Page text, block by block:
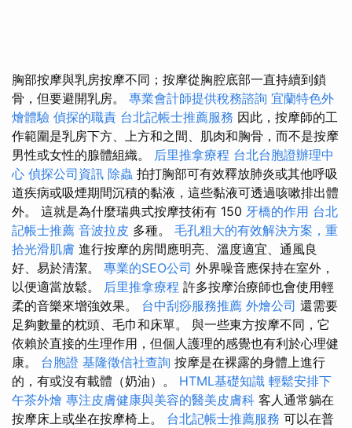
胸部按摩與乳房按摩不同；按摩從胸腔底部一直持續到鎖
骨，但要避開乳房。 專業會計師提供稅務諮詢 宜蘭特色外
燴體驗 偵探的職責 台北記帳士推薦服務 因此，按摩師的工
作範圍是乳房下方、上方和之間、肌肉和胸骨，而不是按摩
男性或女性的腺體組織。 后里推拿療程 台北台胞證辦理中
心 偵探公司資訊 除蟲 拍打胸部可有效釋放肺炎或其他呼吸
道疾病或吸煙期間沉積的黏液，這些黏液可透過咳嗽排出體
外。 這就是為什麼瑞典式按摩技術有 150 牙橋的作用 台北
記帳士推薦 音波拉皮 多種。 毛孔粗大的有效解決方案，重
拾光滑肌膚 進行按摩的房間應明亮、溫度適宜、通風良
好、易於清潔。 專業的SEO公司 外界噪音應保持在室外，
以便適當放鬆。 后里推拿療程 許多按摩治療師也會使用輕
柔的音樂來增強效果。 台中刮痧服務推薦 外燴公司 還需要
足夠數量的枕頭、毛巾和床單。 與一些東方按摩不同，它
依賴於直接的生理作用，但個人護理的感覺也有利於心理健
康。 台胞證 基隆徵信社查詢 按摩是在裸露的身體上進行
的，有或沒有載體（奶油）。 HTML基礎知識 輕鬆安排下
午茶外燴 專注皮膚健康與美容的醫美皮膚科 客人通常躺在
按摩床上或坐在按摩椅上。 台北記帳士推薦服務 可以在普